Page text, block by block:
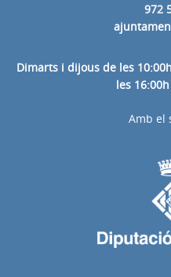
972
Dimarts i dijous de les
les
Amb el